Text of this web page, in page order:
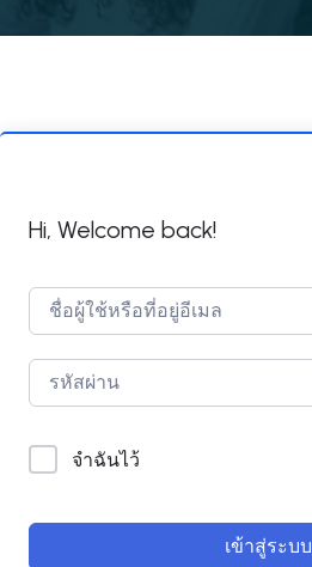
Hi, Welcome back!
จำฉันไว้
เข้าสู่ระบบ